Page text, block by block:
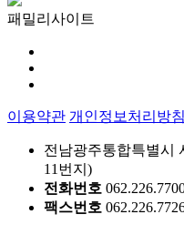
패밀리사이트
이용약관 개인정보처리방침
전남광주통합특별시
11번지)
전화번호
팩스번호